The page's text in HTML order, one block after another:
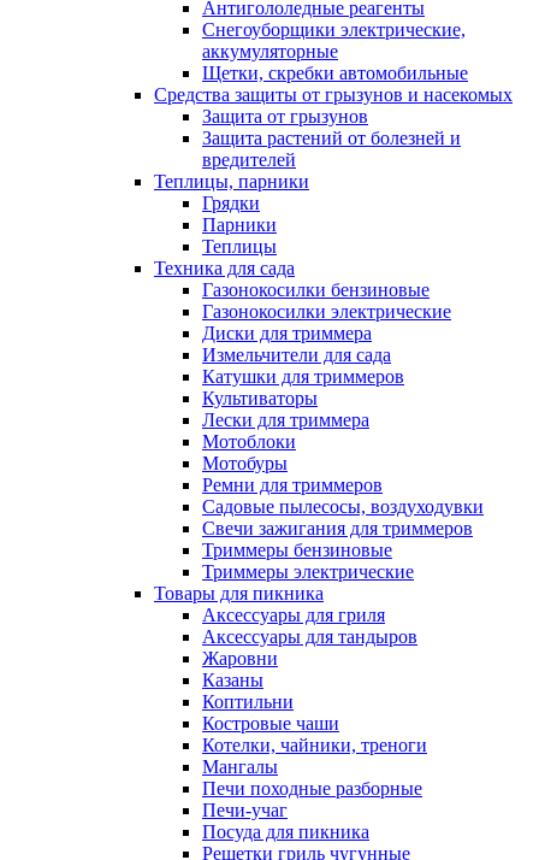
Антигололедные реагенты
Снегоуборщики электрические,
аккумуляторные
Щетки, скребки автомобильные
Средства защиты от грызунов и насекомых
Защита от грызунов
Защита растений от болезней и
вредителей
Теплицы, парники
Грядки
Парники
Теплицы
Техника для сада
Газонокосилки бензиновые
Газонокосилки электрические
Диски для триммера
Измельчители для сада
Катушки для триммеров
Культиваторы
Лески для триммера
Мотоблоки
Мотобуры
Ремни для триммеров
Садовые пылесосы, воздуходувки
Свечи зажигания для триммеров
Триммеры бензиновые
Триммеры электрические
Товары для пикника
Аксессуары для гриля
Аксессуары для тандыров
Жаровни
Казаны
Коптильни
Костровые чаши
Котелки, чайники, треноги
Мангалы
Печи походные разборные
Печи-учаг
Посуда для пикника
Решетки гриль чугунные